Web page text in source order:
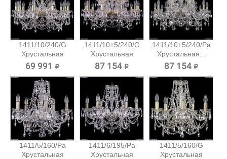
1411/10/240/G
Хрустальная
подвесная...
69 991 ₽
1411/10+5/240/G
Хрустальная
подвесная...
87 154 ₽
1411/10+5/240/Pa
Хрустальная...
87 154 ₽
1411/5/160/Pa
Хрустальная
1411/6/195/Pa
Хрустальная
1411/5/160/G
Хрустальная